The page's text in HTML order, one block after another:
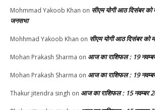
Mohmmad Yakoob Khan on सीएम योगी आठ दिसंबर
जनसभा
Mohhmad Yakoob Khan on सीएम योगी आठ दिसंबर
Mohan Prakash Sharma on आज का राशिफल : 19
Mohan Prakash Sharma on आज का राशिफल : 19
Thakur jitendra singh on आज का राशिफल : 15 नवम्बर